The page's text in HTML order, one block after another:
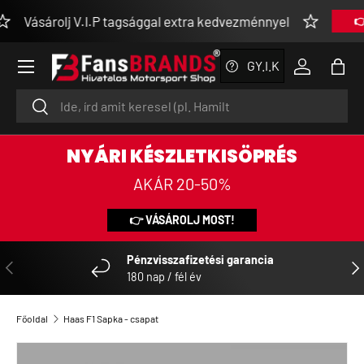
UGRÁS A TARTALOMRA
V.I.P tagsággal extra kedvezménnyel 👉
Keresés
Keresés
GY.I.K
Menü
NYÁRI KÉSZLETKISÖPRÉS
AKÁR 20-50%
👉 VÁSÁROLJ MOST!
ELŐZŐ
Pénzvisszafizetési garancia
180 nap / fél év
Főoldal Haas F1 Sapka - csapat